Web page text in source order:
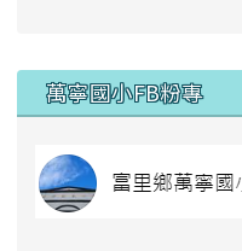
右邊區域內容
萬寧國小FB粉專